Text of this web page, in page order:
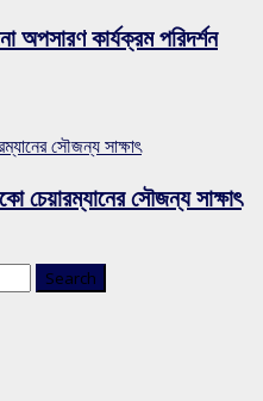
অপসারণ কার্যক্রম পরিদর্শন
সৌজন্য সাক্ষাৎ
চেয়ারম্যানের সৌজন্য সাক্ষাৎ